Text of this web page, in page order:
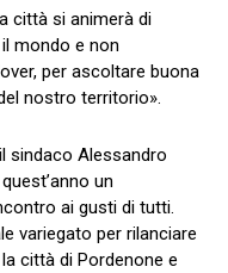
città si animerà di
mondo e non
per ascoltare buona
nostro territorio».
sindaco Alessandro
un
ai gusti di tutti.
variegato per rilanciare
città di Pordenone e